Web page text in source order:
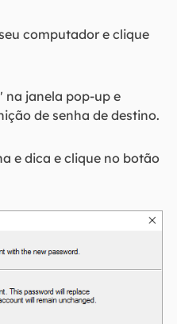
computador e clique
janela pop-up e
de senha de destino.
e dica e clique no botão